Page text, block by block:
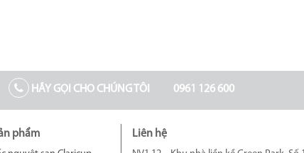
HÃY GỌI CHO CHÚNG TÔI 0961 126 600
phẩm Liên hệ